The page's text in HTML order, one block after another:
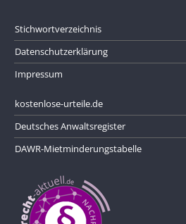
Stichwortverzeichnis
Datenschutzerklärung
Impressum
kostenlose-urteile.de
Deutsches Anwaltsregister
DAWR-Mietminderungstabelle